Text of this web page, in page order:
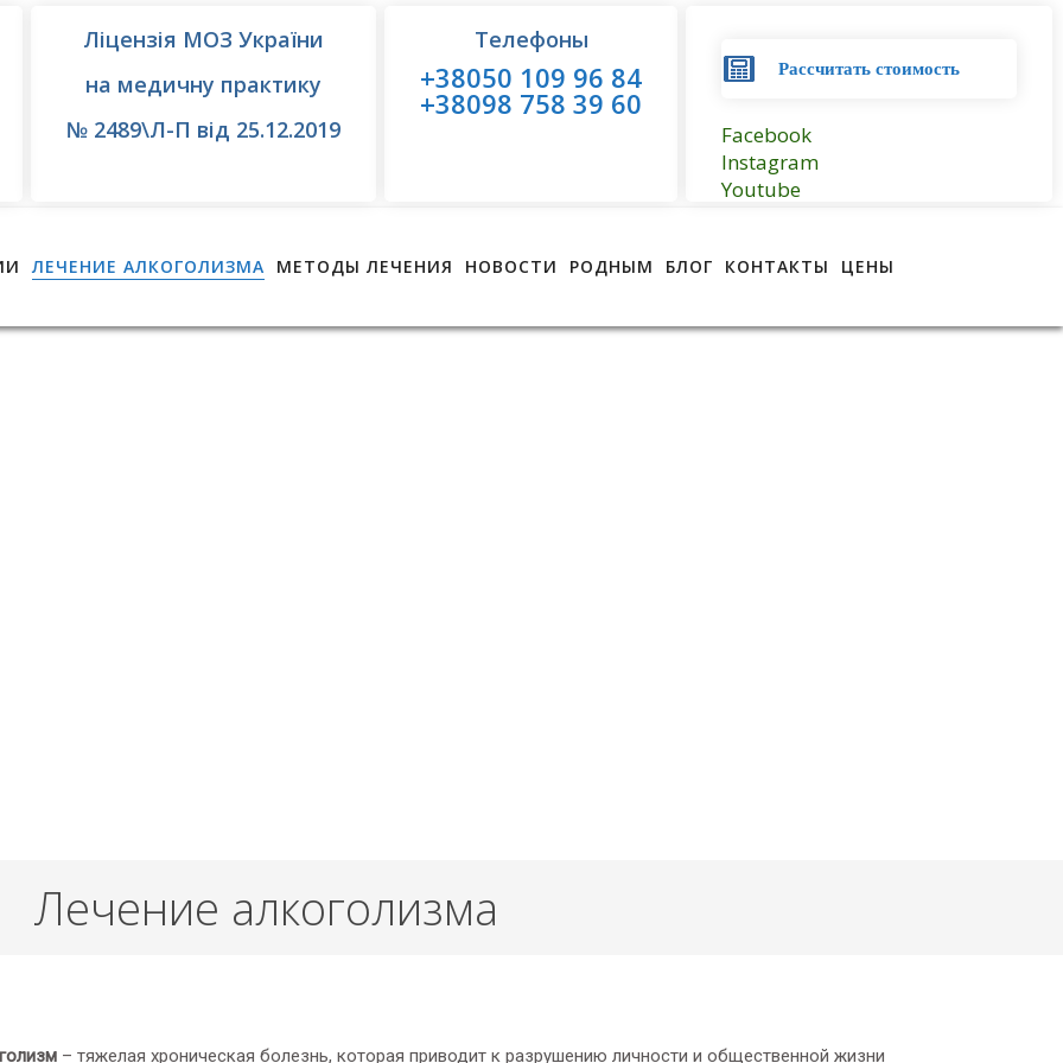
Ліцензія МОЗ України
на медичну практику
№ 2489\Л-П від 25.12.2019
Телефоны
+38050 109 96 84
+38098 758 39 60
Рассчитать стоимость
Facebook
Instagram
Youtube
ЛЕЧЕНИЕ АЛКОГОЛИЗМА МЕТОДЫ ЛЕЧЕНИЯ НОВОСТИ РОДНЫМ БЛОГ КОНТАКТЫ ЦЕНЫ
Лечение алкоголизма
– тяжелая хроническая болезнь, которая приводит к разрушению личности и общественной жизни